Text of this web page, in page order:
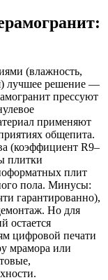
(влажность,
лучшее решение —
прессуют
применяют
общепита.
(коэффициент R9–
плитки
плит
пола. Минусы:
гарантированно),
Но для
остается
цифровой печати
мрамора или